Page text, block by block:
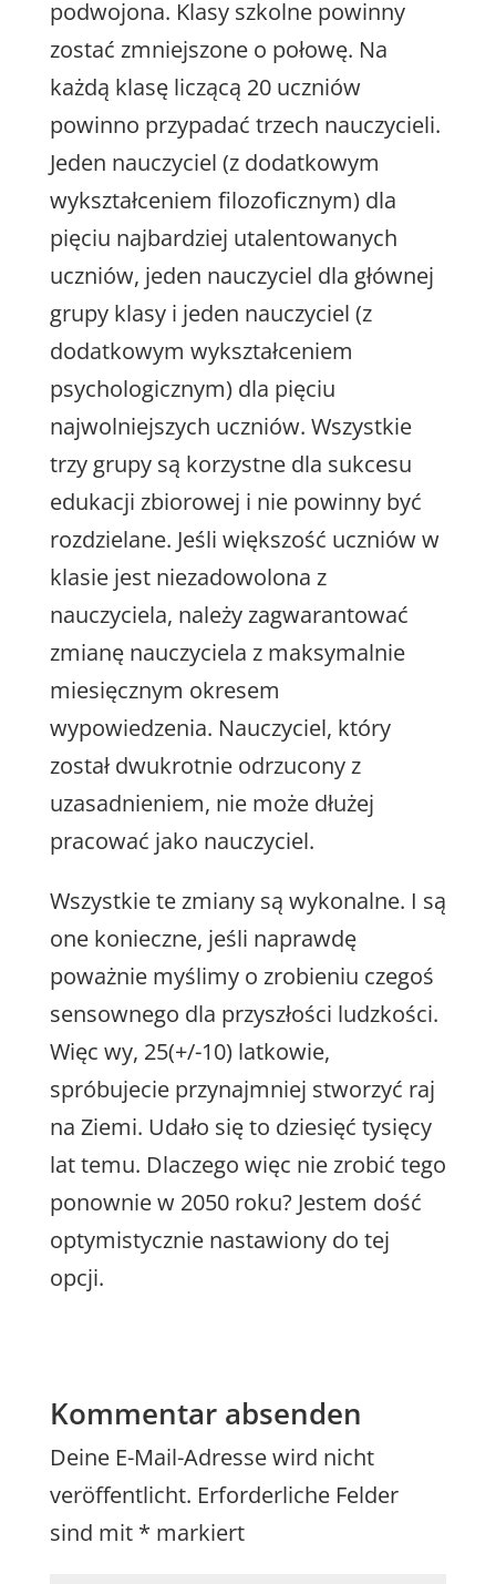
podwojona. Klasy szkolne powinny
zostać zmniejszone o połowę. Na
każdą klasę liczącą 20 uczniów
powinno przypadać trzech nauczycieli.
Jeden nauczyciel (z dodatkowym
wykształceniem filozoficznym) dla
pięciu najbardziej utalentowanych
uczniów, jeden nauczyciel dla głównej
grupy klasy i jeden nauczyciel (z
dodatkowym wykształceniem
psychologicznym) dla pięciu
najwolniejszych uczniów. Wszystkie
trzy grupy są korzystne dla sukcesu
edukacji zbiorowej i nie powinny być
rozdzielane. Jeśli większość uczniów w
klasie jest niezadowolona z
nauczyciela, należy zagwarantować
zmianę nauczyciela z maksymalnie
miesięcznym okresem
wypowiedzenia. Nauczyciel, który
został dwukrotnie odrzucony z
uzasadnieniem, nie może dłużej
pracować jako nauczyciel.
Wszystkie te zmiany są wykonalne. I są
one konieczne, jeśli naprawdę
poważnie myślimy o zrobieniu czegoś
sensownego dla przyszłości ludzkości.
Więc wy, 25(+/-10) latkowie,
spróbujecie przynajmniej stworzyć raj
na Ziemi. Udało się to dziesięć tysięcy
lat temu. Dlaczego więc nie zrobić tego
ponownie w 2050 roku? Jestem dość
optymistycznie nastawiony do tej
opcji.
Kommentar absenden
Deine E-Mail-Adresse wird nicht
veröffentlicht. Erforderliche Felder
sind mit * markiert